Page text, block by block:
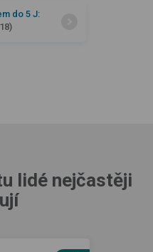
do 5 J:
lidé nejčastěji